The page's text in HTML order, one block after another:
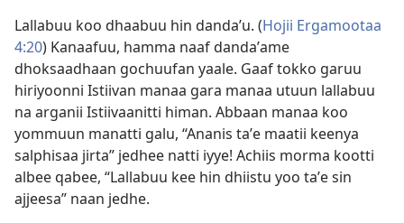
Lallabuu koo dhaabuu hin dandaʼu. (Hojii Ergamootaa
4:20) Kanaafuu, hamma naaf dandaʼame
dhoksaadhaan gochuufan yaale. Gaaf tokko garuu
hiriyoonni Istiivan manaa gara manaa utuun lallabuu
na arganii Istiivaanitti himan. Abbaan manaa koo
yommuun manatti galu, “Ananis taʼe maatii keenya
salphisaa jirta” jedhee natti iyye! Achiis morma kootti
albee qabee, “Lallabuu kee hin dhiistu yoo taʼe sin
ajjeesa” naan jedhe.